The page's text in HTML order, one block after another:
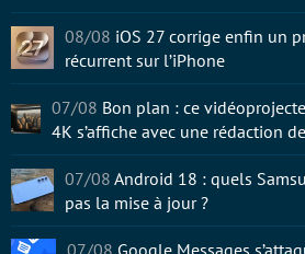
08/08 iOS 27 corrige enfin un
récurrent sur l’iPhone
07/08 Bon plan : ce
4K s’affiche avec une rédaction
07/08 Android 18 : quels
pas la mise à jour ?
07/08 Google Messages